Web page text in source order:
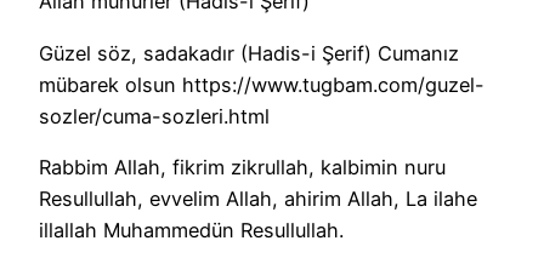
Güzel söz, sadakadır (Hadis-i Şerif) Cumanız
mübarek olsun https://www.tugbam.com/guzel-
sozler/cuma-sozleri.html
Rabbim Allah, fikrim zikrullah, kalbimin nuru
Resullullah, evvelim Allah, ahirim Allah, La ilahe
illallah Muhammedün Resullullah.